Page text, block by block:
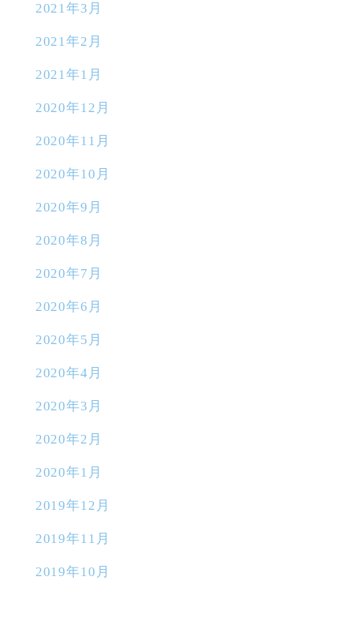
2021年3月
2021年2月
2021年1月
2020年12月
2020年11月
2020年10月
2020年9月
2020年8月
2020年7月
2020年6月
2020年5月
2020年4月
2020年3月
2020年2月
2020年1月
2019年12月
2019年11月
2019年10月